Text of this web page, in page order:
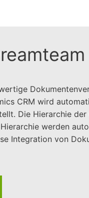
CRM wird
Die Hierarchie
werden
Integration von